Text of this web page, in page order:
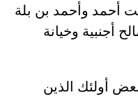
أحمد وأحمد بن بلة
أجنبية وخيانة
أولئك الذين